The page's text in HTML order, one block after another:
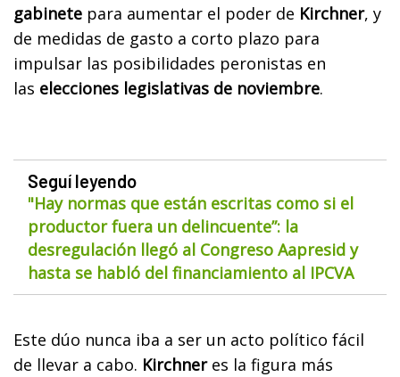
gabinete para aumentar el poder de Kirchner, y
de medidas de gasto a corto plazo para
impulsar las posibilidades peronistas en
las elecciones legislativas de noviembre.
Seguí leyendo
"Hay normas que están escritas como si el
productor fuera un delincuente”: la
desregulación llegó al Congreso Aapresid y
hasta se habló del financiamiento al IPCVA
Este dúo nunca iba a ser un acto político fácil
de llevar a cabo. Kirchneres la figura más